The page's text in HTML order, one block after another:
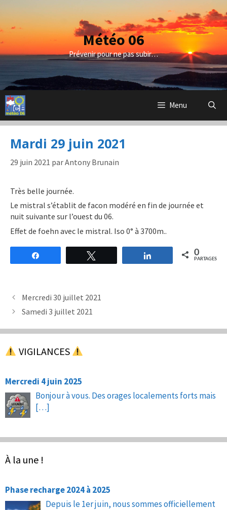
contenu
Météo 06
Prévenir pour ne pas subir…
Menu
Mardi 29 juin 2021
29 juin 2021 parAntony Brunain
Très belle journée.
Le mistral s’établit de facon modéré en fin de journée et
nuit suivante sur l’ouest du 06.
Effet de foehn avec le mistral. Iso 0° à 3700m..
Partagez 0
PARTAGES
Mercredi 30 juillet 2021
Samedi 3 juillet 2021
VIGILANCES
Mercredi 4 juin 2025
Bonjour à vous. Des orages localements forts mais
[…]
À la une !
Phase recharge 2024 à 2025
Depuis le 1er juin, nous sommes officiellement